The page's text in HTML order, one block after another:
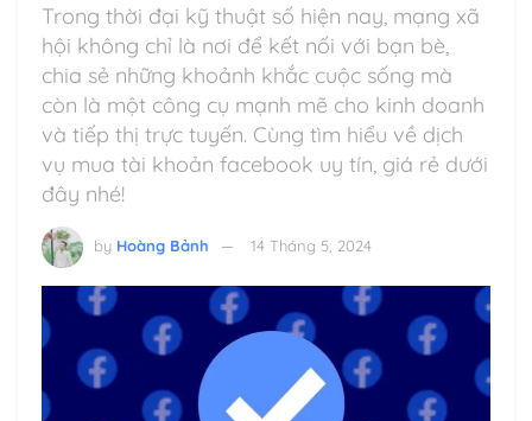
Trong thời đại kỹ thuật số hiện nay, mạng xã
hội không chỉ là nơi để kết nối với bạn bè,
chia sẻ những khoảnh khắc cuộc sống mà
còn là một công cụ mạnh mẽ cho kinh doanh
và tiếp thị trực tuyến. Cùng tìm hiểu về dịch
vụ mua tài khoản facebook uy tín, giá rẻ dưới
đây nhé!
by Hoàng Bảnh 14 Tháng 5, 2024